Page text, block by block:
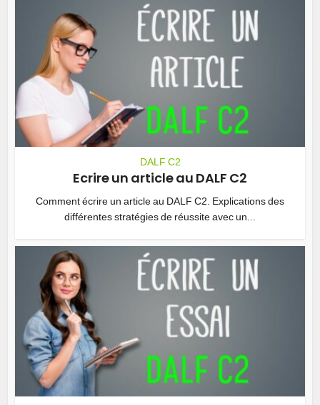
DALF C2
Ecrire un article au DALF C2
Comment écrire un article au DALF C2. Explications des
différentes stratégies de réussite avec un...